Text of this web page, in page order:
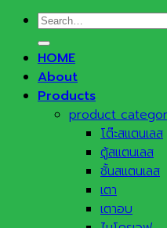
Search
for:
HOME
About
Products
product
โต๊ะสแตนเลส
ตู้สแตนเลส
ชั้นสแตนเลส
เตา
เตาอบ